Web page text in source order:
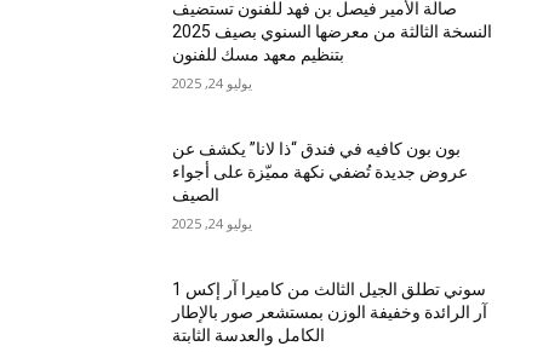
صالة الأمير فيصل بن فهد للفنون تستضيف
النسخة الثالثة من معرضها السنوي بصيف 2025
بتنظيم معهد مسك للفنون
يوليو 24, 2025
بون بون كافيه في فندق “ذا لانا” يكشف عن
عروض جديدة تُضفي نكهة مميّزة على أجواء
الصيف
يوليو 24, 2025
سوني تطلق الجيل الثالث من كاميرا آر إكس 1
آر الرائدة وخفيفة الوزن بمستشعر صور بالإطار
الكامل والعدسة الثابتة